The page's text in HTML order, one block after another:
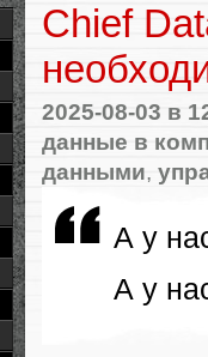
Chief
2025-08-03 в
данные в
данными,
А у
А у